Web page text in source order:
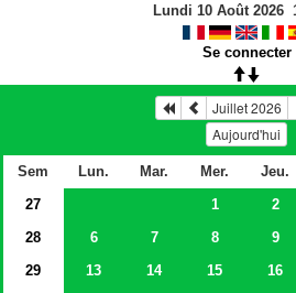
Lundi 10 Août 2026
Se connecter
Juillet 2026
Aujourd'hui
Sem Lun. Mar. Mer. Jeu.
27
1 2
28
6 7 8 9
29
13 14 15 16